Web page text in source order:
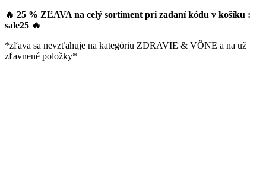
🔥 25 % ZĽAVA na celý sortiment pri zadaní kódu v košíku :
sale25 🔥
*zľava sa nevzťahuje na kategóriu ZDRAVIE & VÔNE a na už
zľavnené položky*